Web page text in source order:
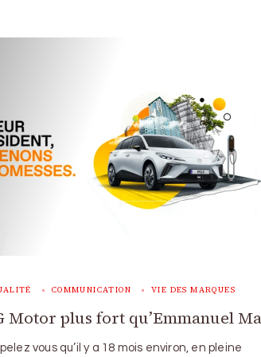
COMMUNICATION VIE DES MARQUES
Motor plus fort qu’Emmanuel
vous qu’il y a 18 mois environ, en pleine